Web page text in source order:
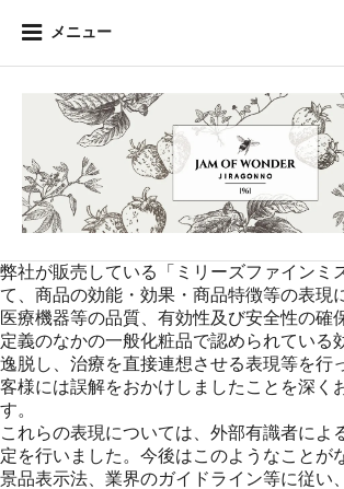
メニュー
弊社が販売している「ミリーズファインミ
て、商品の効能・効果・商品特徴等の表現
医療機器等の品質、有効性及び安全性の確
定義のなかの一般化粧品で認められている
逸脱し、治療を直接連想させる表現等を行
客様には誤解をおかけしましたことを深く
す。
これらの表現については、外部有識者によ
定を行いました。今後はこのようなことが
景品表示法、業界のガイドライン等に従い